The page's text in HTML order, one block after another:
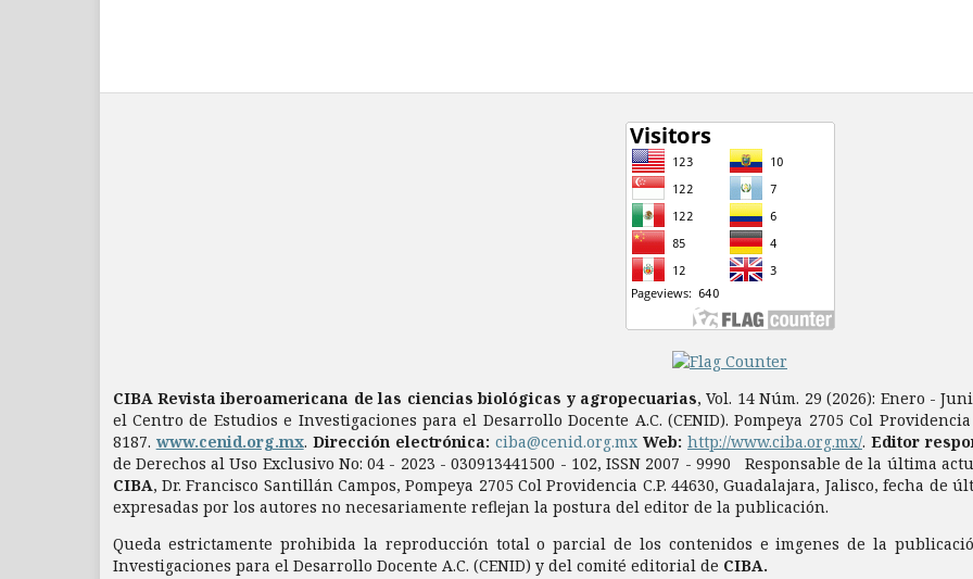
CIBA Revista iberoamericana de las ciencias biológicas y agropecuarias, Vol. 14 Núm. 29 (2026): Enero -
el Centro de Estudios e Investigaciones para el Desarrollo Docente A.C. (CENID). Pompeya 2705 Col
8187. www.cenid.org.mx. Dirección electrónica: ciba@cenid.org.mx Web: http://www.ciba.org.mx/. Editor
de Derechos al Uso Exclusivo No: 04 - 2023 - 030913441500 - 102, ISSN 2007 - 9990 Responsable de la última
CIBA, Dr. Francisco Santillán Campos, Pompeya 2705 Col Providencia C.P. 44630, Guadalajara, Jalisco, fecha de
expresadas por los autores no necesariamente reflejan la postura del editor de la publicación.
Queda estrictamente prohibida la reproducción total o parcial de los contenidos e imgenes de la
Investigaciones para el Desarrollo Docente A.C. (CENID) y del comité editorial de CIBA.